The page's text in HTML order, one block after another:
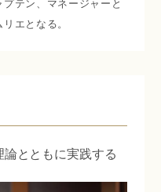
エとなる。
とともに実践する